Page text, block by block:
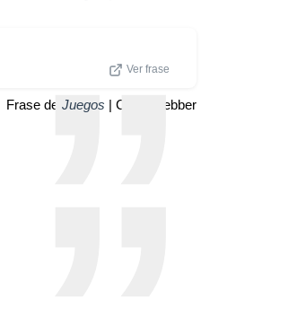
Ver frase
Frase de Juegos | Chris Webber